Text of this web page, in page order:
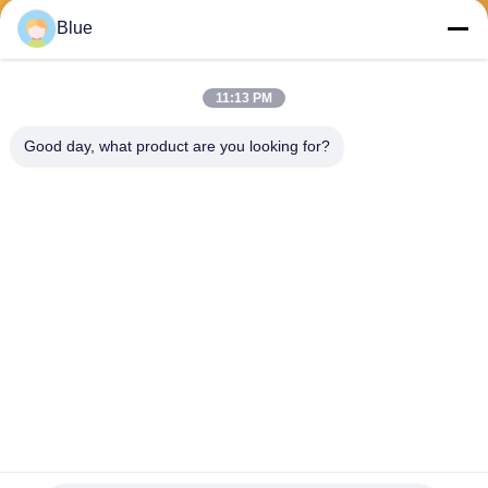
Blue
11:13 PM
Good day, what product are you looking for?